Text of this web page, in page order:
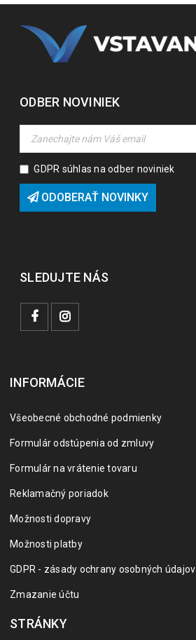
ODBER NOVINIEK
GDPR súhlas na odber noviniek
ODOBERAŤ NOVINKY
SLEDUJTE NÁS
INFORMÁCIE
Všeobecné obchodné podmienky
Formulár odstúpenia od zmluvy
Formulár na vrátenie tovaru
Reklamačný poriadok
Možnosti dopravy
Možnosti platby
GDPR - zásady ochrany osobných údajov
Zmazanie účtu
STRÁNKY